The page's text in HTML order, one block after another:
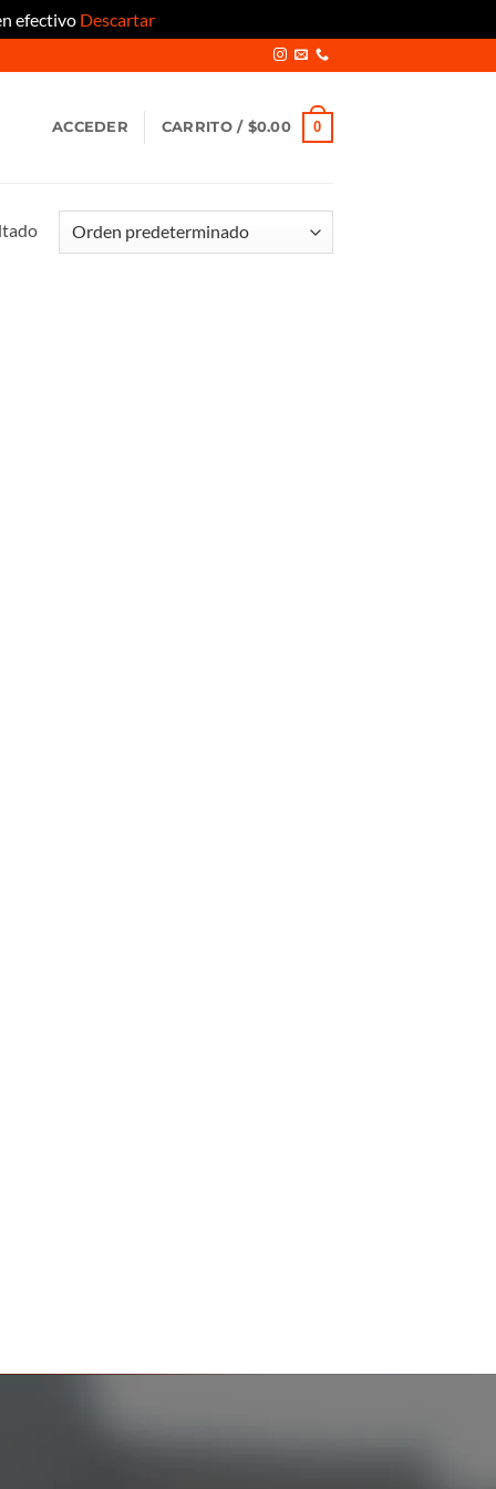
efectivo Descartar
ACCEDER CARRITO / $0.00 0